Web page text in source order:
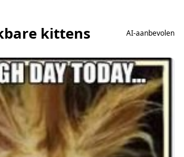
kittens AI-aanbevolen